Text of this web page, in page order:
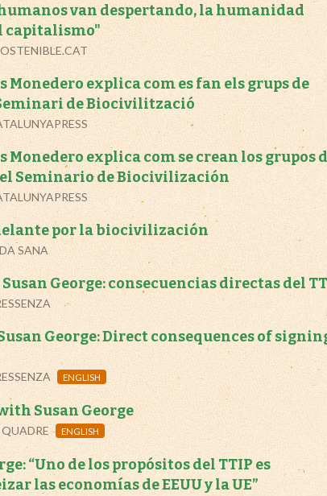
van despertando, la humanidad
capitalismo"
Monedero explica com es fan els grups de
de Biocivilització
Monedero explica com se crean los grupos
Seminario de Biocivilización
por la biocivilización
SANA
George: consecuencias directas del
George: Direct consequences of
ENGLISH
Susan George
QUADRE ENGLISH
“Uno de los propósitos del TTIP es
las economías de EEUU y la UE”